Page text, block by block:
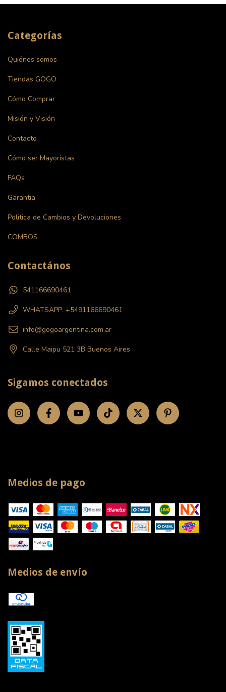
Categorías
Quiénes somos
Tiendas GOGO
Cómo Comprar
Misión y Visión
Contacto
Cómo ser Mayoristas
FAQs
Garantia
Politica de Cambios y Devoluciones
COMBOS
Contactános
541166690461
WHATSAPP: +5491166690461
info@gogoargentina.com.ar
Calle Maipu 521 3B Buenos Aires
Sigamos conectados
Medios de pago
Medios de envío